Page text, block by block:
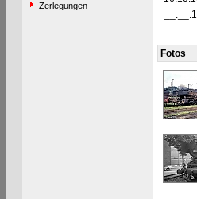
Zerlegungen
Fotos